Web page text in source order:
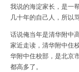
我说的海淀家长，是一
几十年的自己人，所以
话说俺当年是清华附中
家近走读，清华附中住
华附中住校部，是北京
都高多了。